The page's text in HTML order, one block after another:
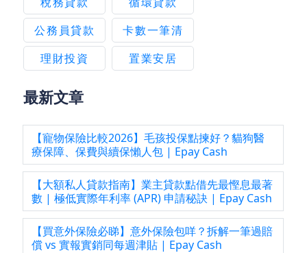
公務員貸款
卡數一筆清
理財投資
置業安居
最新文章
【寵物保險比較2026】毛孩投保點揀好？貓狗醫
療保障、保費與續保懶人包 | Epay Cash
【大額私人貸款指南】業主貸款點借先最慳息最著
數 | 極低實際年利率 (APR) 申請秘訣 | Epay Cash
【買意外保險必睇】意外保險包咩？拆解一筆過賠
償 vs 實報實銷同每週津貼 | Epay Cash